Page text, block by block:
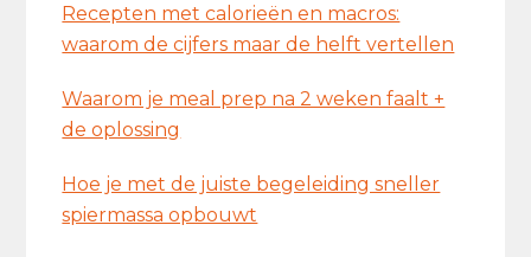
Recepten met calorieën en macros:
waarom de cijfers maar de helft vertellen
Waarom je meal prep na 2 weken faalt +
de oplossing
Hoe je met de juiste begeleiding sneller
spiermassa opbouwt